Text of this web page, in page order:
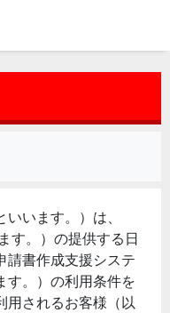
います。）は、
す。）の提供する日
請書作成支援システ
す。）の利用条件を
用されるお客様（以